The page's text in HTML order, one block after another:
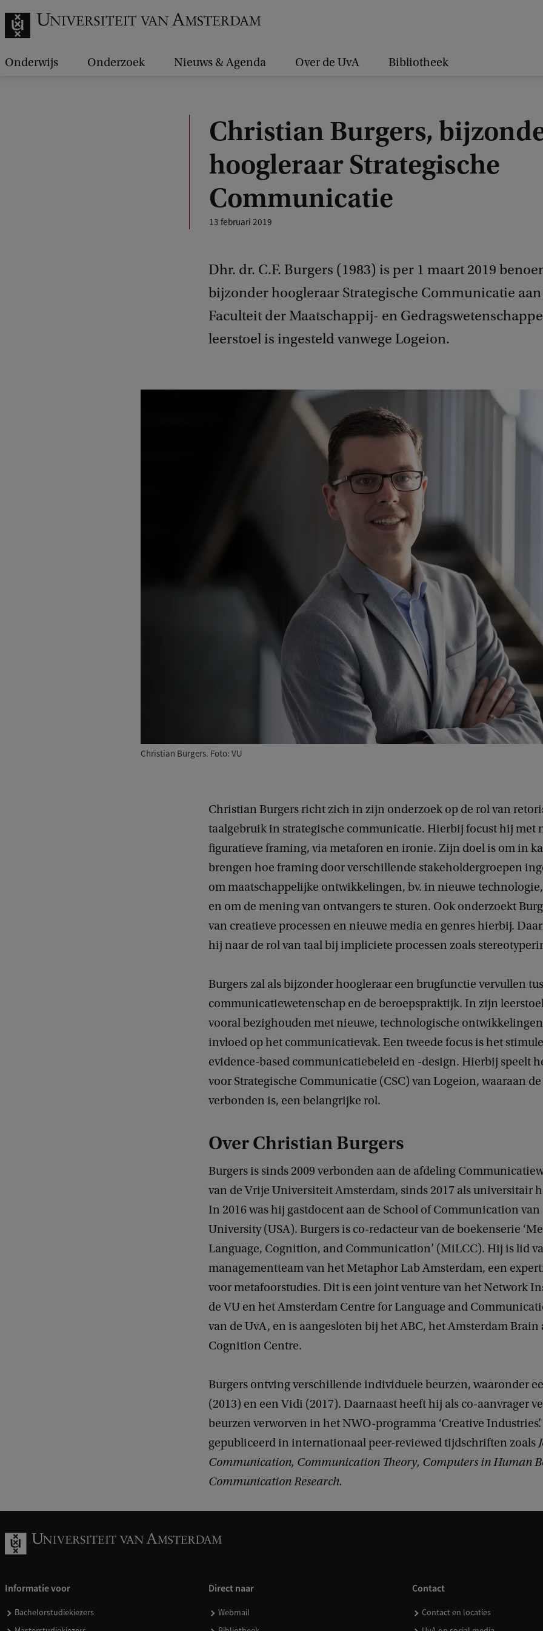
Onderwijs Onderzoek Nieuws & Agenda Over de UvA Bibliotheek
Christian Burgers,
hoogleraar Strategische
Communicatie
13 februari 2019
Dhr. dr. C.F. Burgers (1983) is per 1 maart 2019
bijzonder hoogleraar Strategische Communicatie
Faculteit der Maatschappij- en
leerstoel is ingesteld vanwege Logeion.
Christian Burgers. Foto: VU
Christian Burgers richt zich in zijn onderzoek op de rol van
taalgebruik in strategische communicatie. Hierbij focust hij met
figuratieve framing, via metaforen en ironie. Zijn doel is om in
brengen hoe framing door verschillende stakeholdergroepen
om maatschappelijke ontwikkelingen, bv. in nieuwe
en om de mening van ontvangers te sturen. Ook onderzoekt
van creatieve processen en nieuwe media en genres hierbij.
hij naar de rol van taal bij impliciete processen zoals
Burgers zal als bijzonder hoogleraar een brugfunctie vervullen
communicatiewetenschap en de beroepspraktijk. In zijn
vooral bezighouden met nieuwe, technologische
invloed op het communicatievak. Een tweede focus is het
evidence-based communicatiebeleid en -design. Hierbij speelt
voor Strategische Communicatie (CSC) van Logeion, waaraan
verbonden is, een belangrijke rol.
Over Christian Burgers
Burgers is sinds 2009 verbonden aan de afdeling
van de Vrije Universiteit Amsterdam, sinds 2017 als universitair
In 2016 was hij gastdocent aan de School of Communication
University (USA). Burgers is co-redacteur van de boekenserie
Language, Cognition, and Communication’ (MiLCC). Hij is lid
managementteam van het Metaphor Lab Amsterdam, een
voor metafoorstudies. Dit is een joint venture van het Network
de VU en het Amsterdam Centre for Language and
van de UvA, en is aangesloten bij het ABC, het Amsterdam Brain
Cognition Centre.
Burgers ontving verschillende individuele beurzen, waaronder
(2013) en een Vidi (2017). Daarnaast heeft hij als co-aanvrager
beurzen verworven in het NWO-programma ‘Creative
gepubliceerd in internationaal peer-reviewed tijdschriften zoals
Communication, Communication Theory, Computers in Human
Communication Research.
Informatie voor
Bachelorstudiekiezers
Direct naar
Webmail
Contact
Contact en locaties